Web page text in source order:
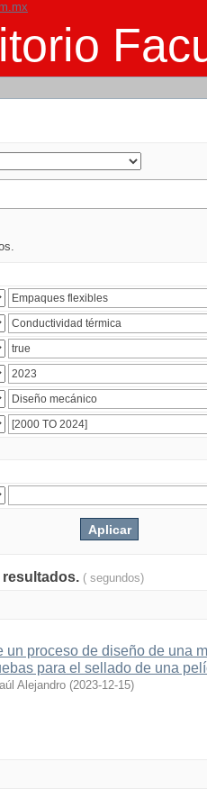
resultados. ( segundos)
un proceso de diseño de una
para el sellado de una
Alejandro (2023-12-15)